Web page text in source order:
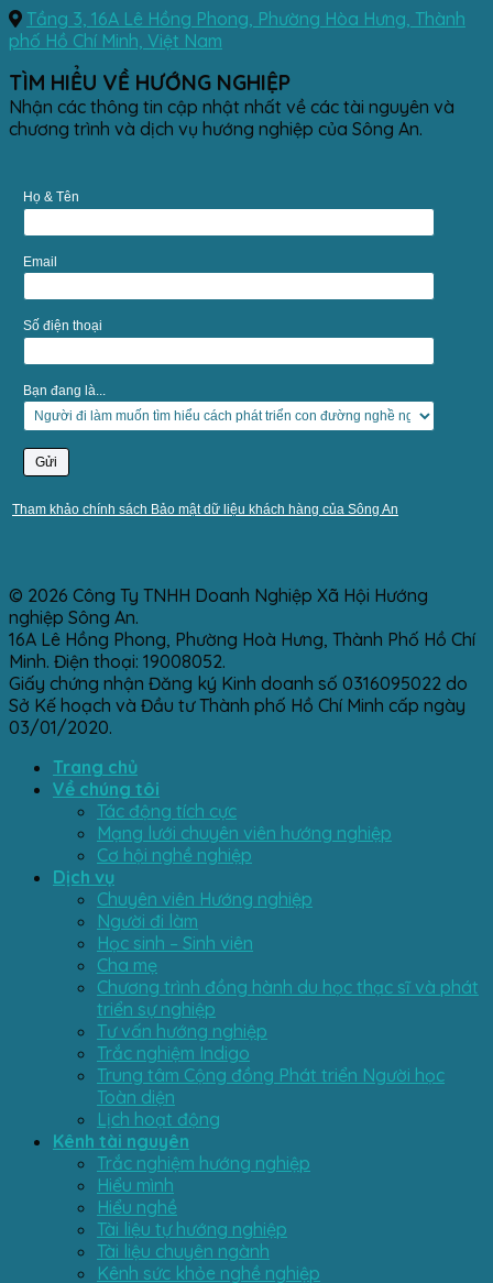
Tầng 3, 16A Lê Hồng Phong, Phường Hòa Hưng, Thành
phố Hồ Chí Minh, Việt Nam
TÌM HIỂU VỀ HƯỚNG NGHIỆP
Nhận các thông tin cập nhật nhất về các tài nguyên và
chương trình và dịch vụ hướng nghiệp của Sông An.
Họ & Tên
Email
Số điện thoại
Bạn đang là...
Tham khảo chính sách Bảo mật dữ liệu khách hàng của Sông An
© 2026 Công Ty TNHH Doanh Nghiệp Xã Hội Hướng
nghiệp Sông An.
16A Lê Hồng Phong, Phường Hoà Hưng, Thành Phố Hồ Chí
Minh. Điện thoại: 19008052.
Giấy chứng nhận Đăng ký Kinh doanh số 0316095022 do
Sở Kế hoạch và Đầu tư Thành phố Hồ Chí Minh cấp ngày
03/01/2020.
Trang chủ
Về chúng tôi
Tác động tích cực
Mạng lưới chuyên viên hướng nghiệp
Cơ hội nghề nghiệp
Dịch vụ
Chuyên viên Hướng nghiệp
Người đi làm
Học sinh – Sinh viên
Cha mẹ
Chương trình đồng hành du học thạc sĩ và phát
triển sự nghiệp
Tư vấn hướng nghiệp
Trắc nghiệm Indigo
Trung tâm Cộng đồng Phát triển Người học
Toàn diện
Lịch hoạt động
Kênh tài nguyên
Trắc nghiệm hướng nghiệp
Hiểu mình
Hiểu nghề
Tài liệu tự hướng nghiệp
Tài liệu chuyên ngành
Kênh sức khỏe nghề nghiệp